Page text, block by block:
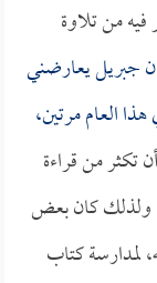
من تلاوة
جبريل يعارضني
العام مرتين،
من قراءة
ولذلك كان بعض
لمدارسة كتاب